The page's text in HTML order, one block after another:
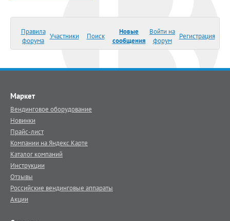
Правила
форума
Участники Поиск
Новые
сообщения
Войти на
форум
Регистрация
Маркет
Вендинговое оборудование
Новинки
Прайс-лист
Компании на Яндекс.Карте
Каталог компаний
Инструкции
Отзывы
Российские вендинговые аппараты
Акции